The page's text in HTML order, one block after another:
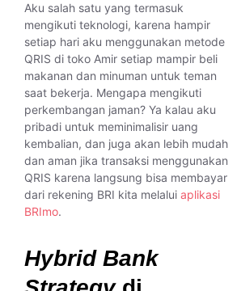
Aku salah satu yang termasuk
mengikuti teknologi, karena hampir
setiap hari aku menggunakan metode
QRIS di toko Amir setiap mampir beli
makanan dan minuman untuk teman
saat bekerja. Mengapa mengikuti
perkembangan jaman? Ya kalau aku
pribadi untuk meminimalisir uang
kembalian, dan juga akan lebih mudah
dan aman jika transaksi menggunakan
QRIS karena langsung bisa membayar
dari rekening BRI kita melalui aplikasi
BRImo.
Hybrid Bank